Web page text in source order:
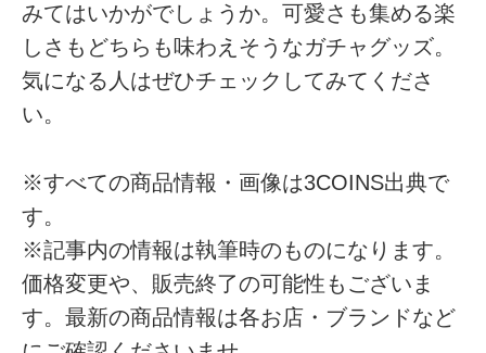
みてはいかがでしょうか。可愛さも集める楽
しさもどちらも味わえそうなガチャグッズ。
気になる人はぜひチェックしてみてくださ
い。
※すべての商品情報・画像は3COINS出典で
す。
※記事内の情報は執筆時のものになります。
価格変更や、販売終了の可能性もございま
す。最新の商品情報は各お店・ブランドなど